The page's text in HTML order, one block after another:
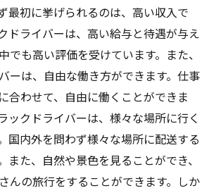
最初に挙げられるのは、高い収入で
ドライバーは、高い給与と待遇が与え
でも高い評価を受けています。また、
ーは、自由な働き方ができます。仕事
合わせて、自由に働くことができま
ックドライバーは、様々な場所に行く
国内外を問わず様々な場所に配送する
また、自然や景色を見ることができ、
んの旅行をすることができます。しか